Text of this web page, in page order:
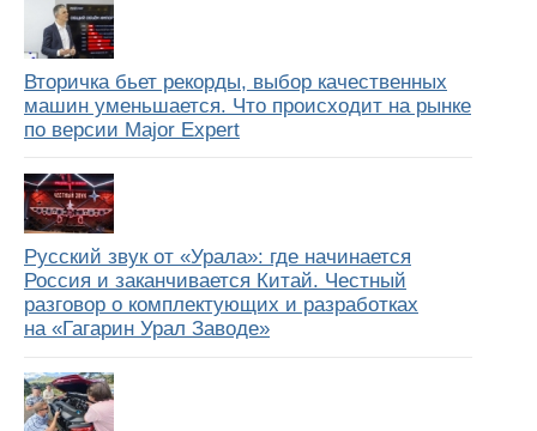
Вторичка бьет рекорды, выбор качественных
машин уменьшается. Что происходит на рынке
по версии Major Expert
Русский звук от «Урала»: где начинается
Россия и заканчивается Китай. Честный
разговор о комплектующих и разработках
на «Гагарин Урал Заводе»